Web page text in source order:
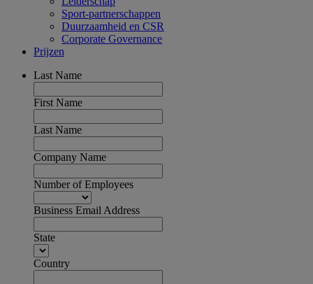
Sport-partnerschappen
Duurzaamheid en CSR
Corporate Governance
Prijzen
Last Name
First Name
Last Name
Company Name
Number of Employees
Business Email Address
State
Country